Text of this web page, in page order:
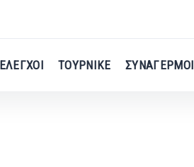
ΕΛΕΓΧΟΙ ΤΟΥΡΝΙΚΕ ΣΥΝΑΓΕΡΜΟΙ